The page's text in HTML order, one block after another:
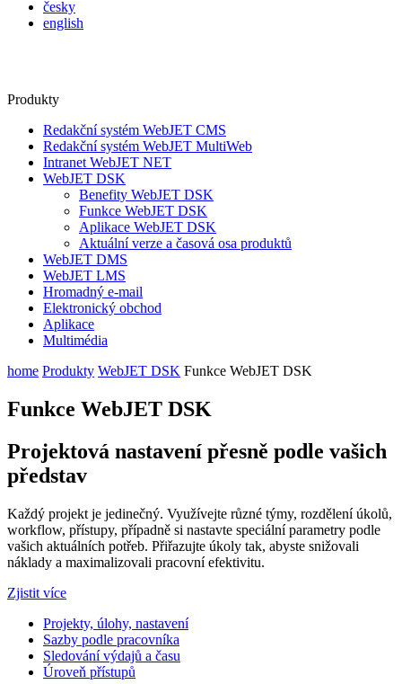
česky
english
Produkty
Redakční systém WebJET CMS
Redakční systém WebJET MultiWeb
Intranet WebJET NET
WebJET DSK
Benefity WebJET DSK
Funkce WebJET DSK
Aplikace WebJET DSK
Aktuální verze a časová osa produktů
WebJET DMS
WebJET LMS
Hromadný e-mail
Elektronický obchod
Aplikace
Multimédia
home Produkty WebJET DSK Funkce WebJET DSK
Funkce WebJET DSK
Projektová nastavení přesně podle vašich
představ
Každý projekt je jedinečný. Využívejte různé týmy, rozdělení úkolů,
workflow, přístupy, případně si nastavte speciální parametry podle
vašich aktuálních potřeb. Přiřazujte úkoly tak, abyste snižovali
náklady a maximalizovali pracovní efektivitu.
Zjistit více
Projekty, úlohy, nastavení
Sazby podle pracovníka
Sledování výdajů a času
Úroveň přístupů